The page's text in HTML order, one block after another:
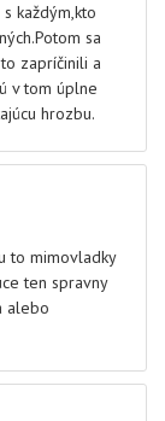
každým,kto
sa
zapríčinili a
v tom úplne
hrozbu.
to mimovladky
ten spravny
alebo